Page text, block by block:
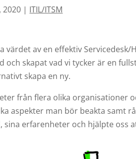
2020 | ITIL/ITSM
av en effektiv
och skapat vad vi tycker är en
skapa en ny.
från flera olika organisationer
aspekter man bör beakta samt
sina erfarenheter och hjälpte oss